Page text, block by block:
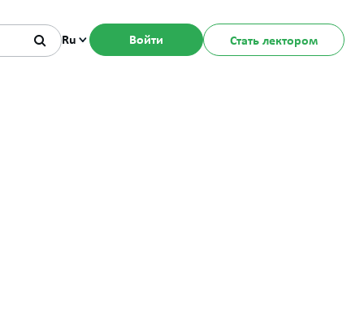
Ru Войти Стать лектором